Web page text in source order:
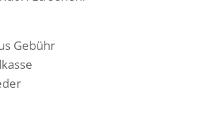
Gebühr